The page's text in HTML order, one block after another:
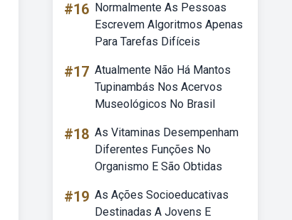
#16 Normalmente As Pessoas
Escrevem Algoritmos Apenas
Para Tarefas Difíceis
#17 Atualmente Não Há Mantos
Tupinambás Nos Acervos
Museológicos No Brasil
#18 As Vitaminas Desempenham
Diferentes Funções No
Organismo E São Obtidas
#19 As Ações Socioeducativas
Destinadas A Jovens E